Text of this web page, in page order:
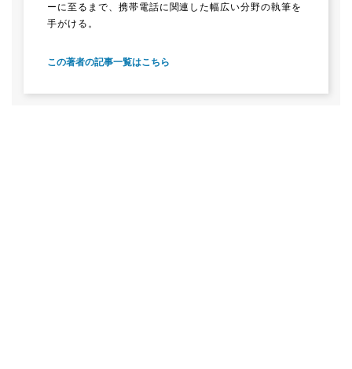
ーに至るまで、携帯電話に関連した幅広い分野の執筆を
手がける。
この著者の記事一覧はこちら